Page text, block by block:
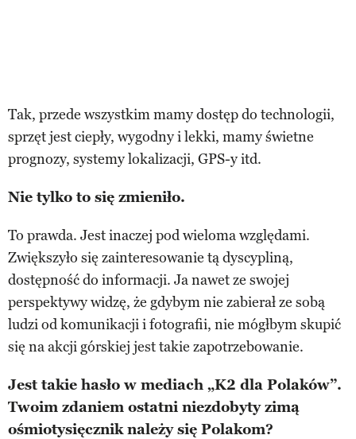
Tak, przede wszystkim mamy dostęp do technologii,
sprzęt jest ciepły, wygodny i lekki, mamy świetne
prognozy, systemy lokalizacji, GPS-y itd.
Nie tylko to się zmieniło.
To prawda. Jest inaczej pod wieloma względami.
Zwiększyło się zainteresowanie tą dyscypliną,
dostępność do informacji. Ja nawet ze swojej
perspektywy widzę, że gdybym nie zabierał ze sobą
ludzi od komunikacji i fotografii, nie mógłbym skupić
się na akcji górskiej jest takie zapotrzebowanie.
Jest takie hasło w mediach „K2 dla Polaków”.
Twoim zdaniem ostatni niezdobyty zimą
ośmiotysięcznik należy się Polakom?